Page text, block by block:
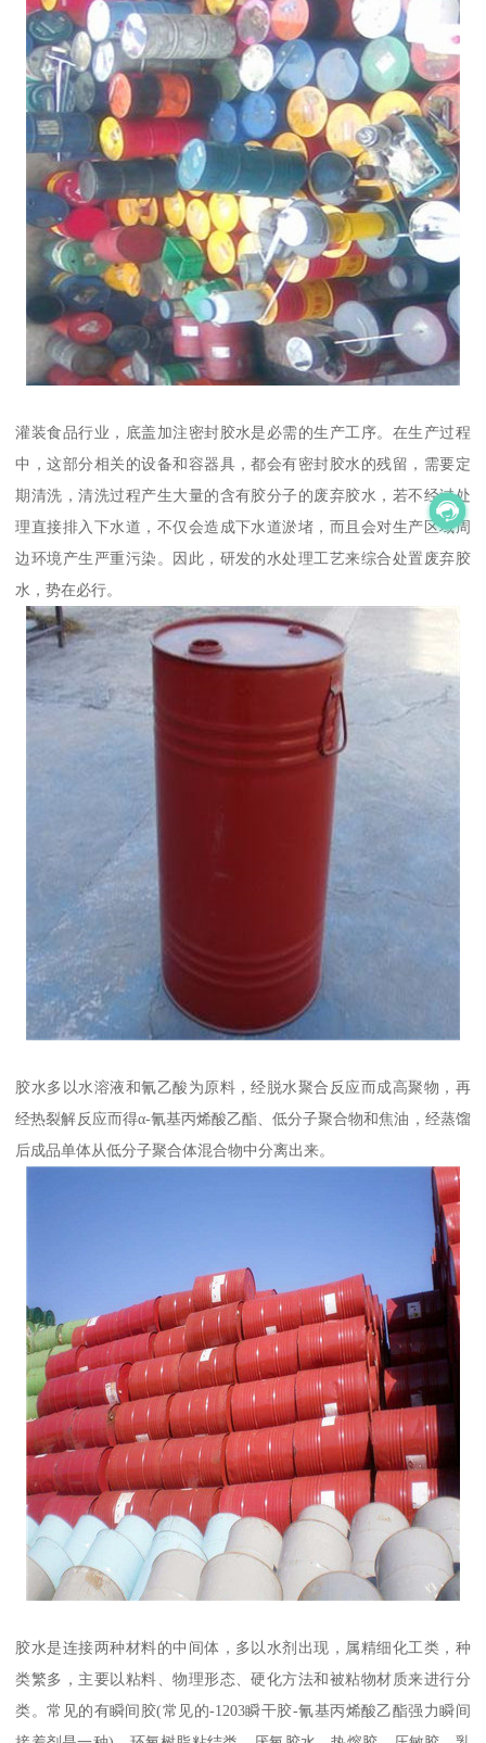
灌装食品行业，底盖加注密封胶水是必需的生产工序。在生产过程
中，这部分相关的设备和容器具，都会有密封胶水的残留，需要定
期清洗，清洗过程产生大量的含有胶分子的废弃胶水，若不经过处
理直接排入下水道，不仅会造成下水道淤堵，而且会对生产区域周
边环境产生严重污染。因此，研发的水处理工艺来综合处置废弃胶
水，势在必行。
胶水多以水溶液和氰乙酸为原料，经脱水聚合反应而成高聚物，再
经热裂解反应而得α-氰基丙烯酸乙酯、低分子聚合物和焦油，经蒸馏
后成品单体从低分子聚合体混合物中分离出来。
胶水是连接两种材料的中间体，多以水剂出现，属精细化工类，种
类繁多，主要以粘料、物理形态、硬化方法和被粘物材质来进行分
类。常见的有瞬间胶(常见的-1203瞬干胶-氰基丙烯酸乙酯强力瞬间